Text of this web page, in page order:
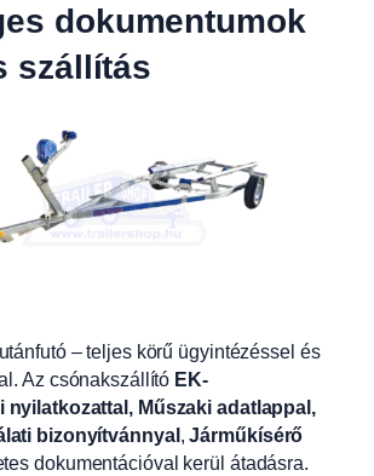
dokumentumok
szállítás
– teljes körű ügyintézéssel és
Az csónakszállító EK-
nyilatkozattal, Műszaki adatlappal,
bizonyítvánnyal ,Járműkísérő
dokumentációval kerül átadásra.